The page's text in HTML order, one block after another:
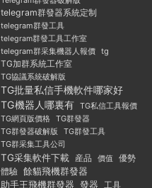
telegram群發器系統定制
telegram群發工具
telegram群發工具工作室
telegram群采集機器人報價 tg
TG加群系統工作室
TG協議系統破解版
TG批量私信手機軟件哪家好
TG機器人哪裏有
TG私信工具報價
TG網頁版價格
TG群發器
TG群發器破解版
TG群發工具
TG群采集工具公司
TG采集軟件下載 産品 價值 優勢
體驗 餘貓飛機群發器
助手王飛機群發器 發器 工具